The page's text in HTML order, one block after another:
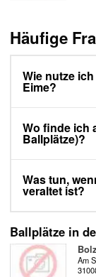
Häufige
Wie nutze
Eime?
Wo finde ich
Ballplätze)?
Was tun,
veraltet ist?
Ballplätze in
Am